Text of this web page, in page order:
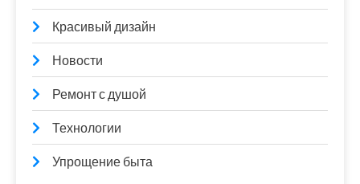
Красивый дизайн
Новости
Ремонт с душой
Технологии
Упрощение быта